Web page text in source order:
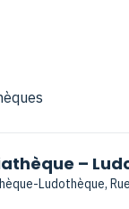
–
Ludothèque,